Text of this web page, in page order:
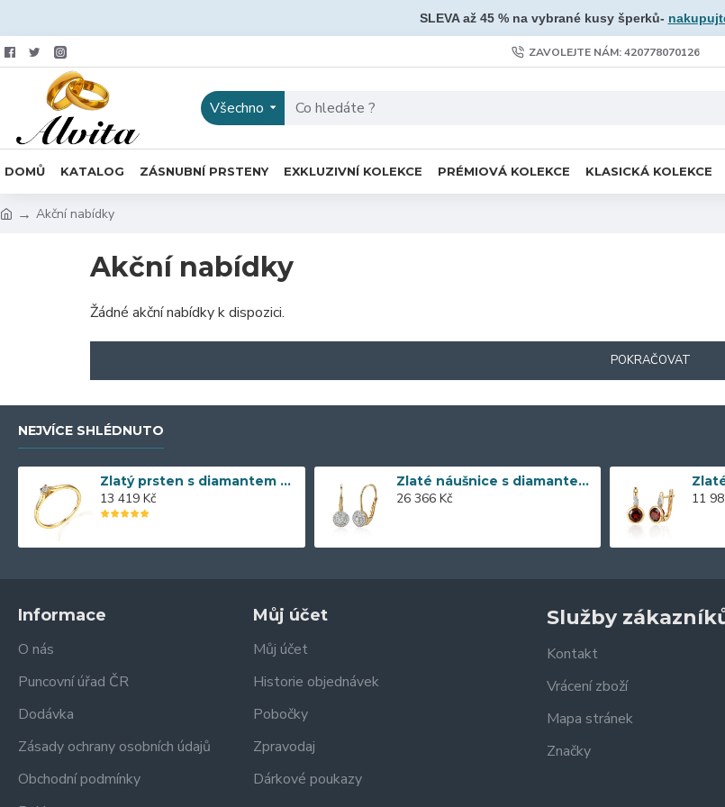
SLEVA až 45 % na vybrané kusy šperků-
ZAVOLEJTE NÁM: 420778070126
Všechno
DOMŮ KATALOG ZÁSNUBNÍ PRSTENY EXKLUZIVNÍ KOLEKCE PRÉMIOVÁ KOLEKCE KLASICKÁ KOLEKCE
Akční nabídky
Akční nabídky
Žádné akční nabídky k dispozici.
POKRAČOVAT
NEJVÍCE SHLÉDNUTO
Zlatý prsten s diamantem 585/1000, 0,04 ct - 55118R013
13 419 Kč
Zlaté náušnice s diamantem 585/1000, 0,197 ct - 43855E016
26 366 Kč 11
Informace
O nás
Puncovní úřad ČR
Dodávka
Zásady ochrany osobních údajů
Obchodní podmínky
Můj účet
Můj účet
Historie objednávek
Pobočky
Zpravodaj
Dárkové poukazy
Služby
Kontakt
Vrácení zboží
Mapa stránek
Značky